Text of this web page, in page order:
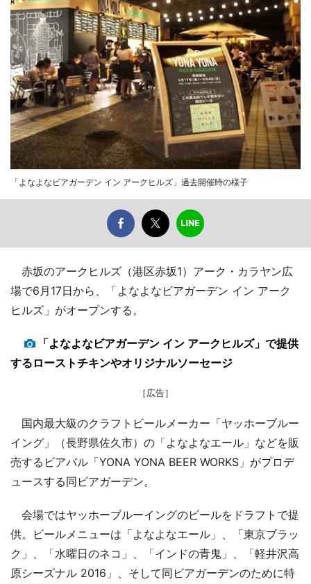
「よなよなビアガーデン イン アークヒルズ」過去開催時の様子
赤坂のアークヒルズ（港区赤坂1）アーク・カラヤン広
場で6月17日から、「よなよなビアガーデン イン アーク
ヒルズ」がオープンする。
「よなよなビアガーデン イン アークヒルズ」で提供
するローストチキンやオリジナルソーセージ
［広告］
国内最大級のクラフトビールメーカー「ヤッホーブルー
イング」（長野県佐久市）の「よなよなエール」などを販
売するビアバル「YONA YONA BEER WORKS」がプロデ
ュースする同ビアガーデン。
会場ではヤッホーブルーイングのビールをドラフトで提
供。ビールメニューは「よなよなエール」、「東京ブラッ
ク」、「水曜日のネコ」、「インドの青鬼」、「軽井沢高
原シーズナル 2016」、そして同ビアガーデンのために特